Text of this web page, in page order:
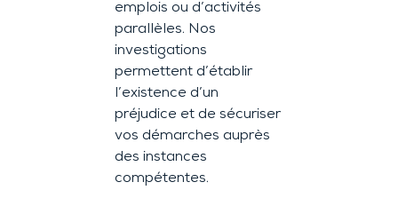
emplois ou d’activités
parallèles. Nos
investigations
permettent d’établir
l’existence d’un
préjudice et de sécuriser
vos démarches auprès
des instances
compétentes.